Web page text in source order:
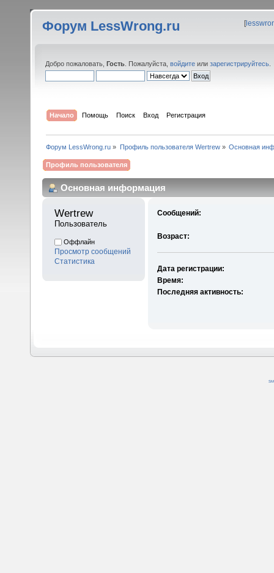
Форум LessWrong.ru [
Добро пожаловать, Гость . Пожалуйста, войдите или зарегистрируйтесь
Начало Помощь Поиск Вход Регистрация
Форум LessWrong.ru » Профиль пользователя Wertrew» Основная
Профиль пользователя
Основная информация
Wertrew
Пользователь
Оффлайн
Просмотр сообщений
Статистика
Сообщений:
Возраст:
Дата регистрации:
Время:
Последняя активность: